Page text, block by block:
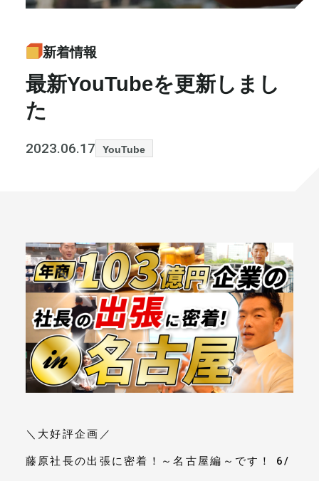
お客様の声
書籍・メディア
セミナー
大和財託の意志
代表メッセージ
お知らせ
まずは無料で相談
新着情報
最新YouTubeを更新しまし
た
2023.06.17 YouTube
＼大好評企画／
藤原社長の出張に密着！～名古屋編～です！ 6/